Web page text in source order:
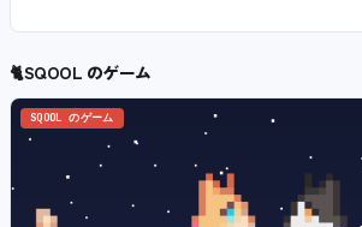
🐈SQOOL のゲーム
SQOOL のゲーム